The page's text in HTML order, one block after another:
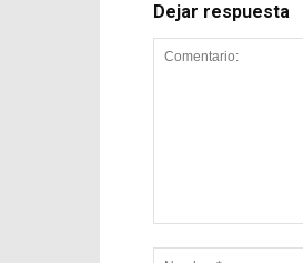
Dejar respuesta